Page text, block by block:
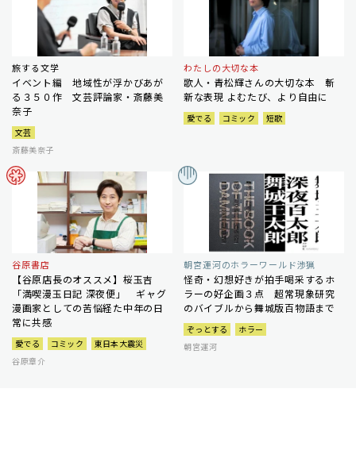
旅する文学
イベント編 地域性が浮かびあが
る３５０作 文芸評論家・斎藤美
奈子
文芸
斎藤美奈子
わたしの大切な本
歌人・青松輝さんの大切な本 斬
新な表現 よむたび、より自由に
愛でる コミック 短歌
谷原書店
【谷原店長のオススメ】桜玉吉
「満喫漫玉日記 深夜便」 ギャグ
漫画家としての苦悩経た中年の日
常に共感
愛でる コミック
東日本大震災
谷原章介
朝宮運河のホラーワールド渉猟
怪奇・幻想好きが拍手喝采するホ
ラーの好企画３点 超常現象研究
のバイブルから舞城版百物語まで
ぞっとする
ホラー
朝宮運河